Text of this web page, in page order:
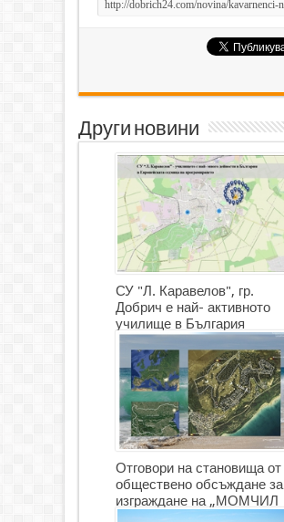
Други новини
СУ "Л. Каравелов", гр.
Добрич е най- активното
училище в България
Отговори на становища от
обществено обсъждане за
изграждане на „МОМЧИЛ
ГОЛФ И ГОЛФ ИГРИЩЕ”